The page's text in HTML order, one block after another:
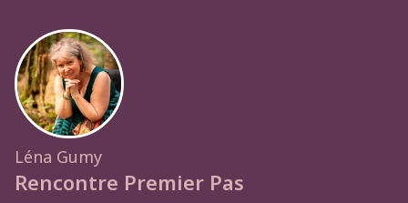
Léna Gumy
Rencontre Premier Pas